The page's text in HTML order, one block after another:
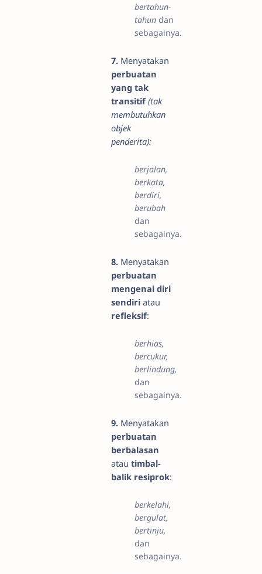
bertahun-
tahun dan
sebagainya.
7. Menyatakan
perbuatan
yang tak
transitif(tak
membutuhkan
objek
penderita):
berjalan,
berkata,
berdiri,
berubah
dan
sebagainya.
8. Menyatakan
perbuatan
mengenai diri
sendiri atau
refleksif:
berhias,
bercukur,
berlindung,
dan
sebagainya.
9. Menyatakan
perbuatan
berbalasan
atau timbal-
balik resiprok:
berkelahi,
bergulat,
bertinju,
dan
sebagainya.